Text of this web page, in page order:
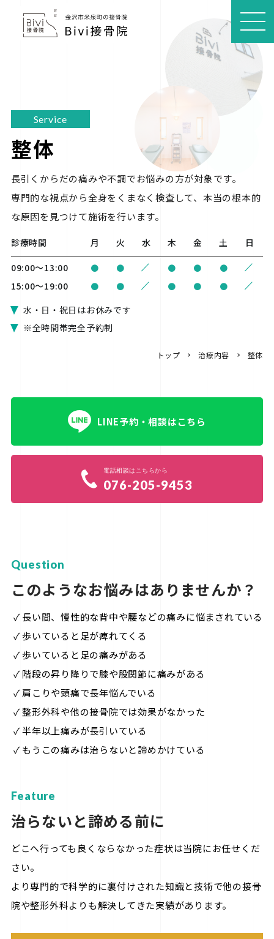
MEN
U
Service
整体
長引くからだの痛みや不調でお悩みの方が対象です。
専門的な視点から全身をくまなく検査して、本当の根本的
な原因を見つけて施術を行います。
診療時間 月 火 水 木 金 土 日
09:00〜13:00 ● ● / ● ● ● /
15:00〜19:00 ● ● / ● ● ● /
水・日・祝日はお休みです
※全時間帯完全予約制
トップ 治療内容 整体
LINE予約・相談はこちら
電話相談はこちらから
076-205-9453
Question
このようなお悩みはありませんか？
✓ もうこの痛みは治らないと諦めかけている
Feature
治らないと諦める前に
どこへ行っても良くならなかった症状は当院にお任せくだ
さい。
より専門的で科学的に裏付けされた知識と技術で他の接骨
院や整形外科よりも解決してきた実績があります。